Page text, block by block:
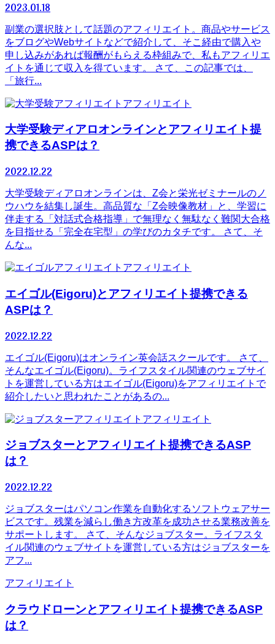
2023.01.18
副業の選択肢として話題のアフィリエイト。商品やサービス
をブログやWebサイトなどで紹介して、そこ経由で購入や
申し込みがあれば報酬がもらえる枠組みで、私もアフィリエ
イトを通じて収入を得ています。 さて、この記事では、
「旅行...
アフィリエイト
大学受験ディアロオンラインとアフィリエイト提
携できるASPは？
2022.12.22
大学受験ディアロオンラインは、Z会と栄光ゼミナールのノ
ウハウを結集し誕生。高品質な「Z会映像教材」と、学習に
伴走する「対話式合格指導」で無理なく無駄なく難関大合格
を目指せる「完全在宅型」の学びのカタチです。 さて、そ
んな...
アフィリエイト
エイゴル(Eigoru)とアフィリエイト提携できる
ASPは？
2022.12.22
エイゴル(Eigoru)はオンライン英会話スクールです。 さて、
そんなエイゴル(Eigoru)。ライフスタイル関連のウェブサイ
トを運営している方はエイゴル(Eigoru)をアフィリエイトで
紹介したいと思われたことがあるの...
アフィリエイト
ジョブスターとアフィリエイト提携できるASP
は？
2022.12.22
ジョブスターはパソコン作業を自動化するソフトウェアサー
ビスです。残業を減らし働き方改革を成功させる業務改善を
サポートします。 さて、そんなジョブスター。ライフスタ
イル関連のウェブサイトを運営している方はジョブスターを
アフ...
アフィリエイト
クラウドローンとアフィリエイト提携できるASP
は？